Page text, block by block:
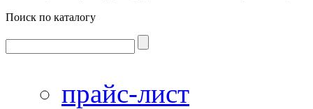
Поиск по каталогу
прайс-лист